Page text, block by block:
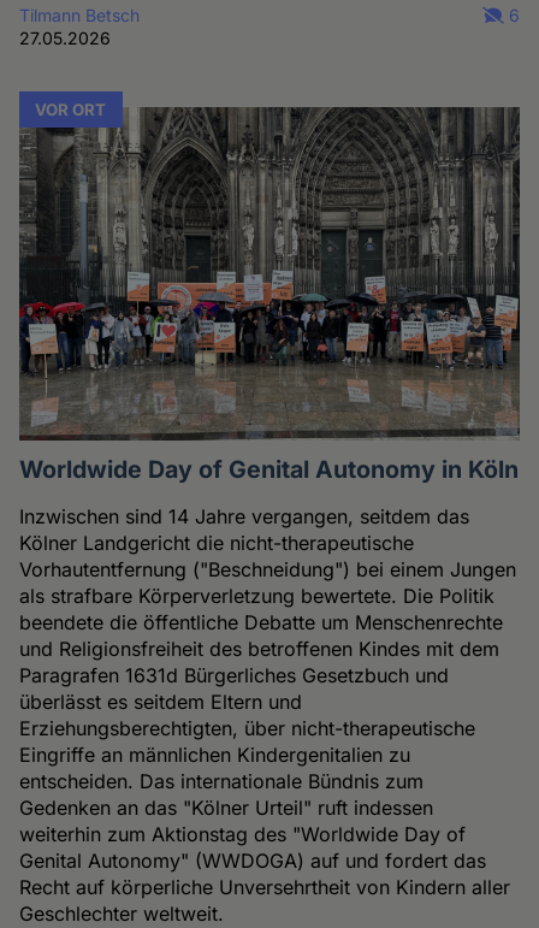
Tilmann Betsch
27.05.2026
6
VOR ORT
Worldwide Day of Genital Autonomy in Köln
Inzwischen sind 14 Jahre vergangen, seitdem das
Kölner Landgericht die nicht-therapeutische
Vorhautentfernung ("Beschneidung") bei einem Jungen
als strafbare Körperverletzung bewertete. Die Politik
beendete die öffentliche Debatte um Menschenrechte
und Religionsfreiheit des betroffenen Kindes mit dem
Paragrafen 1631d Bürgerliches Gesetzbuch und
überlässt es seitdem Eltern und
Erziehungsberechtigten, über nicht-therapeutische
Eingriffe an männlichen Kindergenitalien zu
entscheiden. Das internationale Bündnis zum
Gedenken an das "Kölner Urteil" ruft indessen
weiterhin zum Aktionstag des "Worldwide Day of
Genital Autonomy" (WWDOGA) auf und fordert das
Recht auf körperliche Unversehrtheit von Kindern aller
Geschlechter weltweit.